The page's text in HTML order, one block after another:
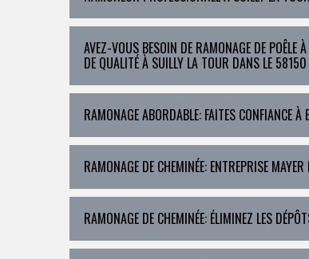
AVEZ-VOUS BESOIN DE RAMONAGE DE POÊLE
DE QUALITÉ À SUILLY LA TOUR DANS LE
RAMONAGE ABORDABLE: FAITES CONFIANCE
RAMONAGE DE CHEMINÉE: ENTREPRISE
RAMONAGE DE CHEMINÉE: ÉLIMINEZ LES